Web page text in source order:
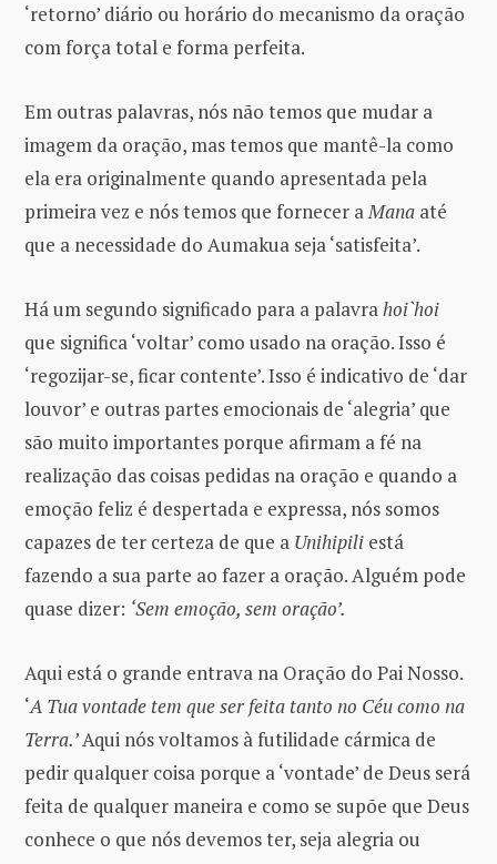
‘retorno’ diário ou horário do mecanismo da oração
com força total e forma perfeita.
Em outras palavras, nós não temos que mudar a
imagem da oração, mas temos que mantê-la como
ela era originalmente quando apresentada pela
primeira vez e nós temos que fornecer aMana até
que a necessidade do Aumakua seja ‘satisfeita’.
Há um segundo significado para a palavrahoi`hoi
que significa ‘voltar’ como usado na oração. Isso é
‘regozijar-se, ficar contente’. Isso é indicativo de ‘dar
louvor’ e outras partes emocionais de ‘alegria’ que
são muito importantes porque afirmam a fé na
realização das coisas pedidas na oração e quando a
emoção feliz é despertada e expressa, nós somos
capazes de ter certeza de que a Unihipili está
fazendo a sua parte ao fazer a oração. Alguém pode
quase dizer: ‘Sem emoção, sem oração’.
Aqui está o grande entrava na Oração do Pai Nosso.
‘A Tua vontade tem que ser feita tanto no Céu como na
Terra.’Aqui nós voltamos à futilidade cármica de
pedir qualquer coisa porque a ‘vontade’ de Deus será
feita de qualquer maneira e como se supõe que Deus
conhece o que nós devemos ter, seja alegria ou